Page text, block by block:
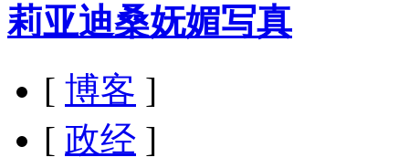
莉亚迪桑妩媚写真
[ 博客 ]
[ 政经 ]